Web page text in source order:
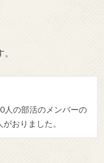
人の部活のメンバーの
おりました。